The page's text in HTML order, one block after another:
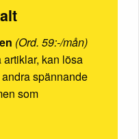
(Ord. 59:-/mån)
kan lösa
spännande
som